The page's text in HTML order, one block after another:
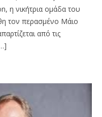
η νικήτρια ομάδα του
τον περασμένο Μάιο
από τις